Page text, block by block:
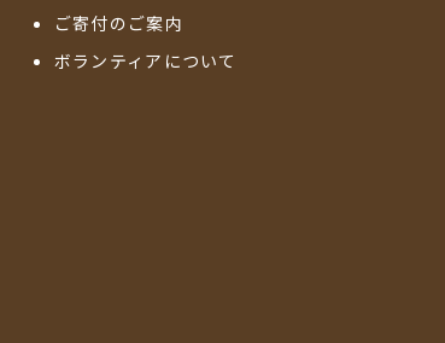
ご寄付のご案内
ボランティアについて